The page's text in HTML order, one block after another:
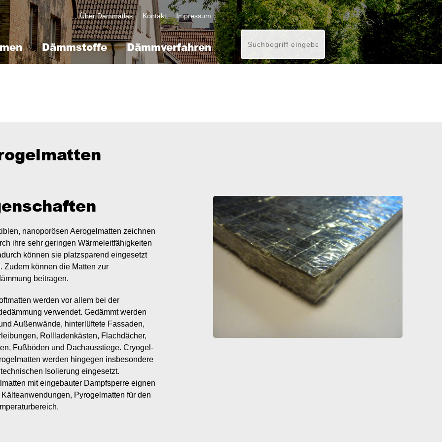
Kopfzeile
Über Dämmatlas Kontakt Impressum
Dämmstoffe Dämmverfahren
nanoporösen Aerogelmatten zeichnen
ihre sehr geringen Wärmeleitfähigkeiten
können sie platzsparend eingesetzt
Zudem können die Matten zur
beitragen.
werden vor allem bei der
verwendet. Gedämmt werden
Außenwände, hinterlüftete Fassaden,
Rollladenkästen, Flachdächer,
Fußböden und Dachausstiege. Cryogel-
werden hingegen insbesondere
Isolierung eingesetzt.
mit eingebauter Dampfsperre eignen
Pyrogelmatten für den